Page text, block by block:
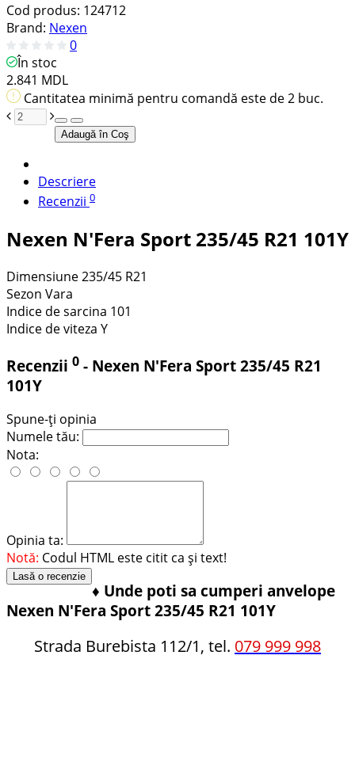
Cod produs: 124712
Brand: Nexen
0
În stoc
2.841 MDL
Cantitatea minimă pentru comandă este de 2 buc.
Adaugă în Coş
Descriere
Recenzii 0
Nexen N'Fera Sport 235/45 R21 101Y
Dimensiune235/45 R21
Sezon Vara
Indice de sarcina 101
Indice de viteza Y
Recenzii 0 - Nexen N'Fera Sport 235/45 R21
101Y
Spune-ţi opinia
Numele tău:
Nota:
Opinia ta:
Notă: Codul HTML este citit ca şi text!
Lasă o recenzie
♦ Unde poti sa cumperi anvelope
Nexen N'Fera Sport 235/45 R21 101Y
Strada Burebista 112/1, tel. 079 999 998